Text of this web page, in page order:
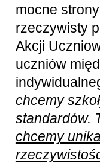
mocne
rzeczywisty
Akcji
uczniów
chcemy
standardów.
chcemy